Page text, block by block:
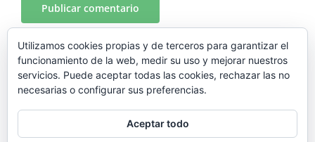
Utilizamos cookies propias y de terceros para garantizar el
funcionamiento de la web, medir su uso y mejorar nuestros
servicios. Puede aceptar todas las cookies, rechazar las no
necesarias o configurar sus preferencias.
Aceptar todo